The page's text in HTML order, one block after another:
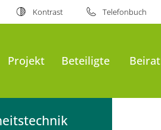
Kontrast Telefonbuch
Projekt Beteiligte Beirat